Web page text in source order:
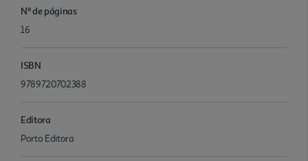
Nº de páginas
16
ISBN
9789720702388
Editora
Porto Editora